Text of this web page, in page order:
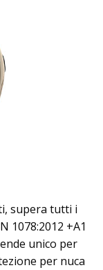
supera tutti i
1078:2012 +A1
unico per
per nuca